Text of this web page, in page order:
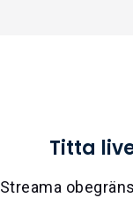
Titta
Streama